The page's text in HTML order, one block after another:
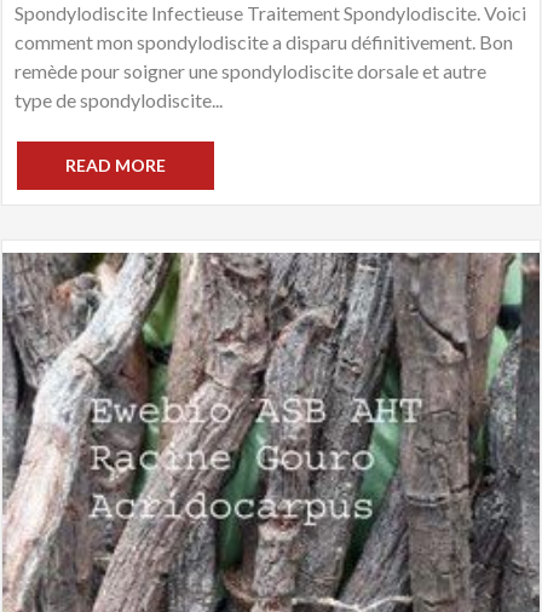
Spondylodiscite Infectieuse Traitement Spondylodiscite. Voici
comment mon spondylodiscite a disparu définitivement. Bon
remède pour soigner une spondylodiscite dorsale et autre
type de spondylodiscite...
READ MORE